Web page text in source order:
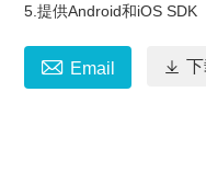
5.提供Android和iOS SDK
 Email 